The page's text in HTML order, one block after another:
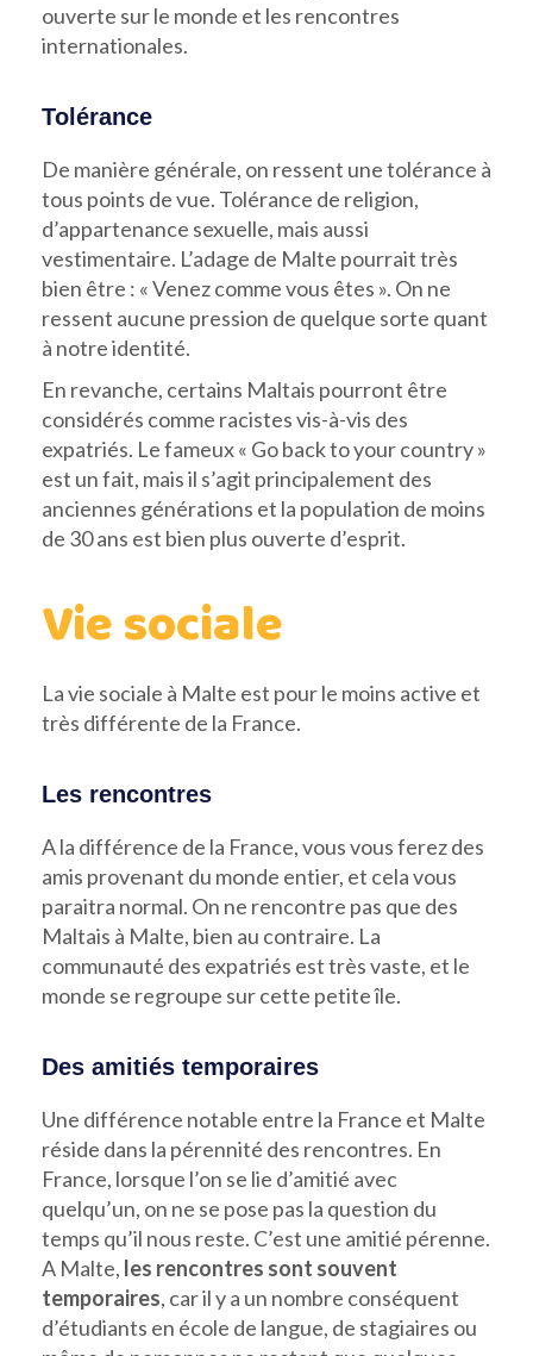
ouverte sur le monde et les rencontres
internationales.
Tolérance
De manière générale, on ressent une tolérance à
tous points de vue. Tolérance de religion,
d’appartenance sexuelle, mais aussi
vestimentaire. L’adage de Malte pourrait très
bien être : « Venez comme vous êtes ». On ne
ressent aucune pression de quelque sorte quant
à notre identité.
En revanche, certains Maltais pourront être
considérés comme racistes vis-à-vis des
expatriés. Le fameux « Go back to your country »
est un fait, mais il s’agit principalement des
anciennes générations et la population de moins
de 30 ans est bien plus ouverte d’esprit.
Vie sociale
La vie sociale à Malte est pour le moins active et
très différente de la France.
Les rencontres
A la différence de la France, vous vous ferez des
amis provenant du monde entier, et cela vous
paraitra normal. On ne rencontre pas que des
Maltais à Malte, bien au contraire. La
communauté des expatriés est très vaste, et le
monde se regroupe sur cette petite île.
Des amitiés temporaires
Une différence notable entre la France et Malte
réside dans la pérennité des rencontres. En
France, lorsque l’on se lie d’amitié avec
quelqu’un, on ne se pose pas la question du
temps qu’il nous reste. C’est une amitié pérenne.
A Malte, les rencontres sont souvent
temporaires, car il y a un nombre conséquent
d’étudiants en école de langue, de stagiaires ou